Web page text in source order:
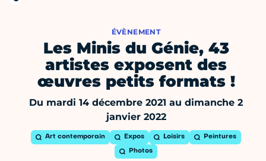
ÉVÈNEMENT
Les Minis du Génie, 43
artistes exposent des
œuvres petits formats !
Du mardi 14 décembre 2021 au dimanche 2
janvier 2022
Art contemporain Expos Loisirs Peintures
Photos